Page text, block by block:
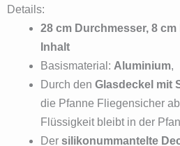
Details:
28 cm Durchmesser, 8
Inhalt
Basismaterial: Aluminium,
Durch den Glasdeckel mit
die Pfanne Fliegensicher
Flüssigkeit bleibt in der
Der silikonummantelte